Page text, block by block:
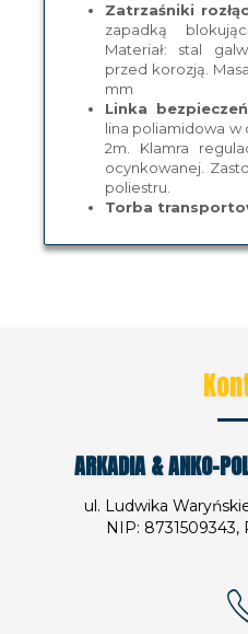
Zatrzaśniki
zapadką
Materiał: stal
przed korozją.
mm
Linka
lina poliamidowa w
2m. Klamra
ocynkowanej.
poliestru.
Torba
ARKADIA & ANKO-
ul. Ludwika
NIP: 8731509343,